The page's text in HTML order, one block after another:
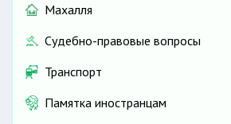
Махалля
Судебно-правовые вопросы
Транспорт
Памятка иностранцам